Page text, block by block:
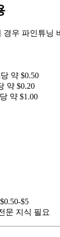
우 파인튜닝
약 $0.50
약 $0.20
약 $1.00
$5
문 지식 필요